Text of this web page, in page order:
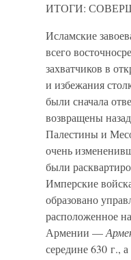
ИТОГИ:
Исламские
всего
захватчиков в
и избежания
были сначала
возвращены
Палестины и
очень
были
Имперские
образовано
расположенное
Армении —
середине 630 г.,